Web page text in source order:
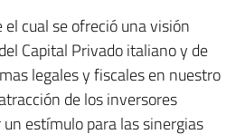
cual se ofreció una visión
Capital Privado italiano y de
legales y fiscales en nuestro
de los inversores
estímulo para las sinergias